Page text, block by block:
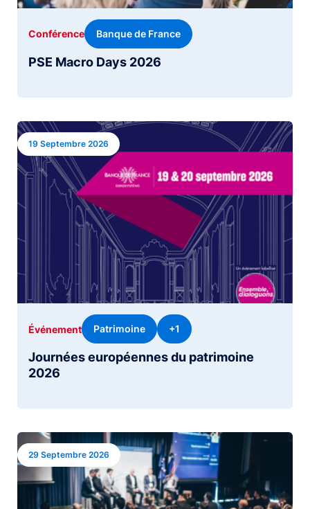
PSE Macro Days 2026
Conférence Banque de France
Image
19 Septembre 2026
Journées européennes du patrimoine
2026
Événement Patrimoine +1
Image
29 Septembre 2026